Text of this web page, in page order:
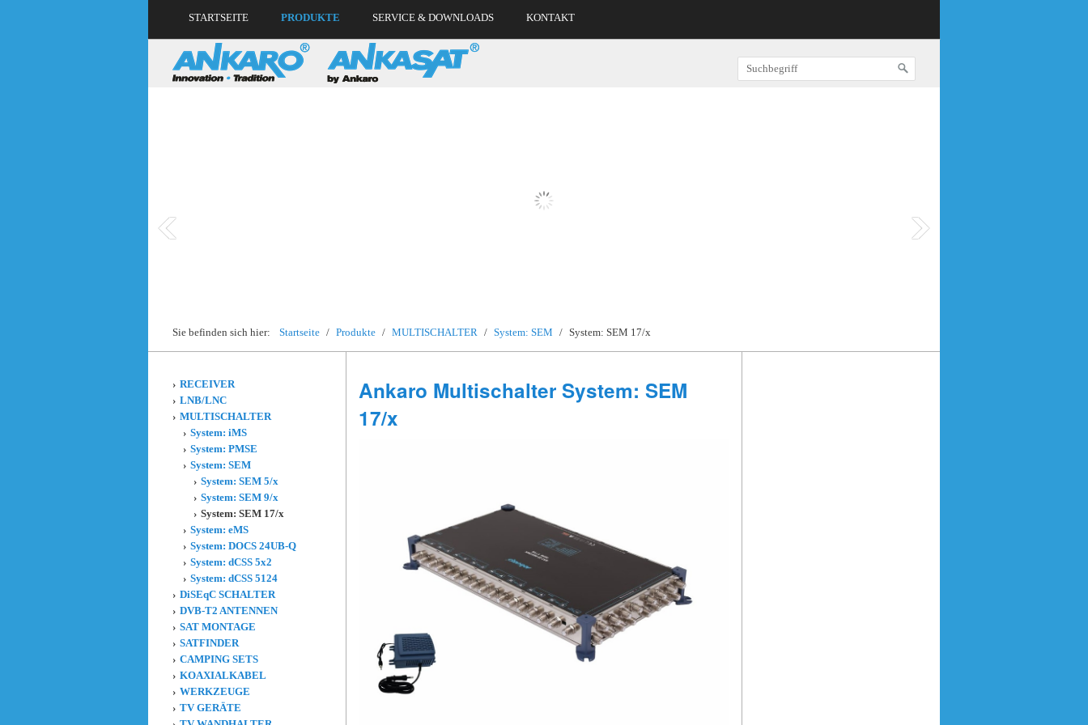
STARTSEITE PRODUKTE SERVICE & DOWNLOADS KONTAKT
Sie befinden sich hier: Startseite / Produkte / MULTISCHALTER / System: SEM / System: SEM 17/x
RECEIVER
LNB/LNC
MULTISCHALTER
System: iMS
System: PMSE
System: SEM
System: SEM 5/x
System: SEM 9/x
System: SEM 17/x
System: eMS
System: DOCS 24UB-Q
System: dCSS 5x2
System: dCSS 5124
DiSEqC SCHALTER
DVB-T2 ANTENNEN
SAT MONTAGE
SATFINDER
CAMPING SETS
KOAXIALKABEL
WERKZEUGE
TV GERÄTE
Ankaro Multischalter System: SEM
17/x